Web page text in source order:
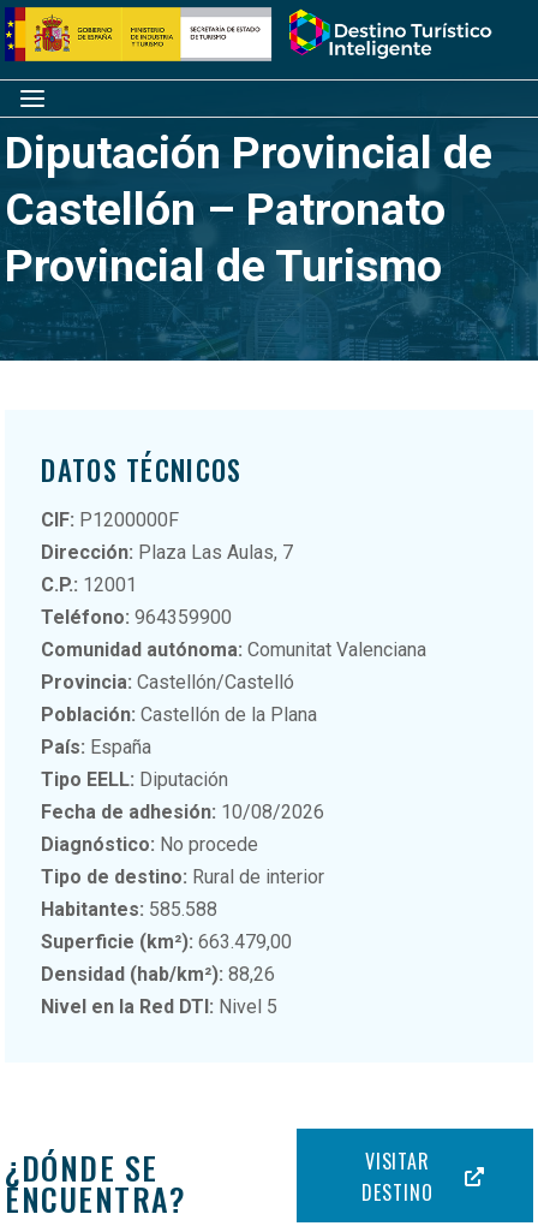
Saltar
al
contenido
Inicio
Menú
Diputación Provincial de
Castellón – Patronato
Provincial de Turismo
DATOS TÉCNICOS
CIF: P1200000F
Dirección: Plaza Las Aulas, 7
C.P.: 12001
Teléfono: 964359900
Comunidad autónoma: Comunitat Valenciana
Provincia: Castellón/Castelló
Población: Castellón de la Plana
País: España
Tipo EELL: Diputación
Fecha de adhesión: 10/08/2026
Diagnóstico: No procede
Tipo de destino: Rural de interior
Habitantes: 585.588
Superficie (km²): 663.479,00
Densidad (hab/km²): 88,26
Nivel en la Red DTI: Nivel 5
¿DÓNDE SE
ENCUENTRA?
VISITAR
DESTINO